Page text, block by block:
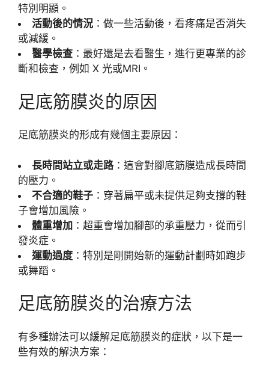
特別明顯。
活動後的情況 ：做一些活動後，看疼痛是否消失
或減緩。
醫學檢查 ：最好還是去看醫生，進行更專業的診
斷和檢查，例如 X 光或MRI。
足底筋膜炎的原因
足底筋膜炎的形成有幾個主要原因：
長時間站立或走路：這會對腳底筋膜造成長時間
的壓力。
不合適的鞋子 ：穿著扁平或未提供足夠支撐的鞋
子會增加風險。
體重增加 ：超重會增加腳部的承重壓力，從而引
發炎症。
運動過度 ：特別是剛開始新的運動計劃時如跑步
或舞蹈。
足底筋膜炎的治療方法
有多種辦法可以緩解足底筋膜炎的症狀，以下是一
些有效的解決方案：